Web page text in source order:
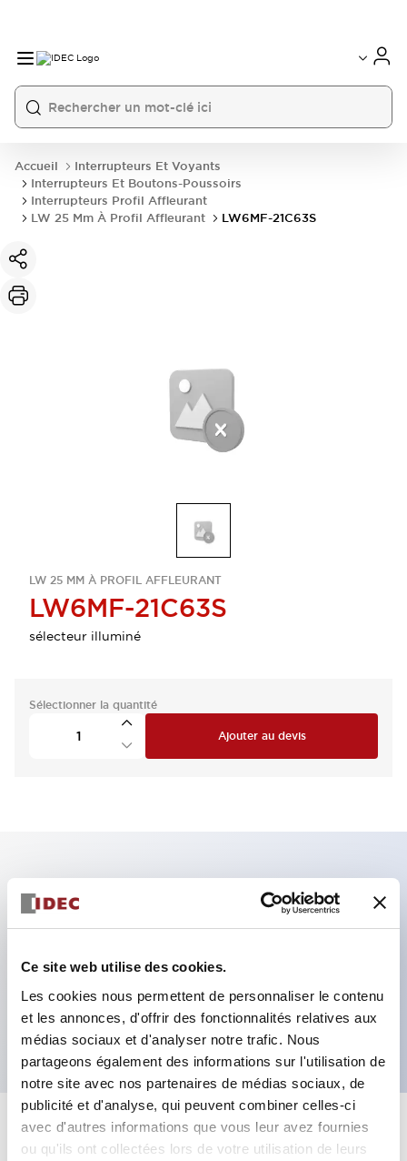
Ce site web utilise des cookies.
Les cookies nous permettent de personnaliser le contenu
et les annonces, d'offrir des fonctionnalités relatives aux
médias sociaux et d'analyser notre trafic. Nous
partageons également des informations sur l'utilisation de
notre site avec nos partenaires de médias sociaux, de
publicité et d'analyse, qui peuvent combiner celles-ci
avec d'autres informations que vous leur avez fournies
ou qu'ils ont collectées lors de votre utilisation de leurs
Accueil
Interrupteurs Et Voyants
Interrupteurs Et Boutons-Poussoirs
Interrupteurs Profil Affleurant
LW 25 Mm À Profil Affleurant
LW6MF-21C63S
LW 25 MM À PROFIL AFFLEURANT
LW6MF-21C63S
sélecteur illuminé
Sélectionner la quantité
Ajouter au devis
Caractéristiques clés
Le commutateur sélecteur avec clé adopte une
structure à goupille à cylindre haute sécurité
La structure de protection est IP65 (IEC60529)
Spécifications